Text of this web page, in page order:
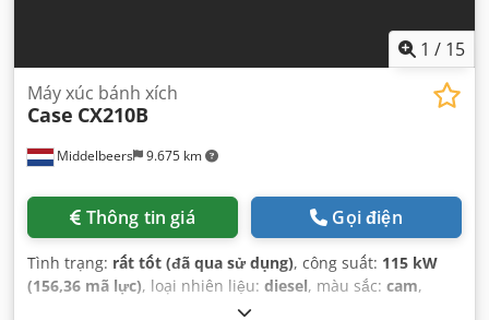
1 / 15
Middelbeers 9.675 km
Máy xúc bánh xích
Case CX210B
Thông tin giá Gọi điện
Tình trạng: rất tốt (đã qua sử dụng), công suất: 115 kW
(156,36 mã lực), loại nhiên liệu: diesel, màu sắc: cam,
, Năm sản xuất: